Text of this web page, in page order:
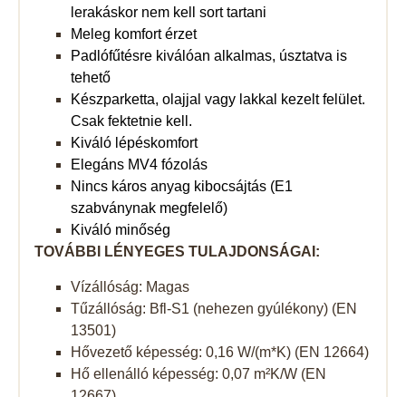
lerakáskor nem kell sort tartani
Meleg komfort érzet
Padlófűtésre kiválóan alkalmas, úsztatva is
tehető
Készparketta, olajjal vagy lakkal kezelt felület.
Csak fektetnie kell.
Kiváló lépéskomfort
Elegáns MV4 fózolás
Nincs káros anyag kibocsájtás (E1
szabványnak megfelelő)
Kiváló minőség
TOVÁBBI LÉNYEGES TULAJDONSÁGAI:
Vízállóság: Magas
Tűzállóság: Bfl-S1 (nehezen gyúlékony) (EN
13501)
Hővezető képesség: 0,16 W/(m*K) (EN 12664)
Hő ellenálló képesség: 0,07 m²K/W (EN